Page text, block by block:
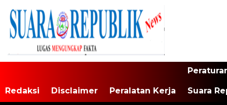
Redaksi Disclaimer Peralatan Kerja Suara